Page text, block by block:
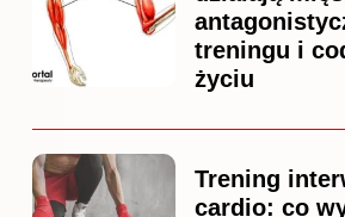
treningu i
życiu
Trening
cardio: co